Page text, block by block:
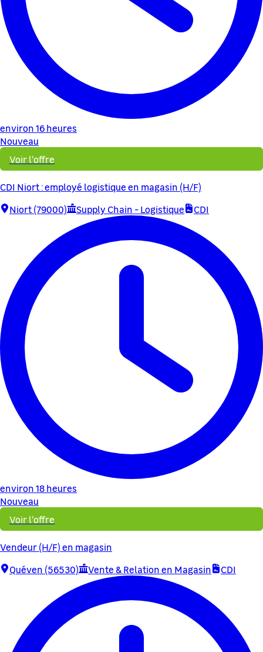
environ 16 heures
Nouveau
Voir l'offre
CDI Niort : employé logistique en magasin (H/F)
Niort (79000)
Supply Chain - Logistique CDI
environ 18 heures
Nouveau
Voir l'offre
Vendeur (H/F) en magasin
Quéven (56530)
Vente & Relation en Magasin CDI